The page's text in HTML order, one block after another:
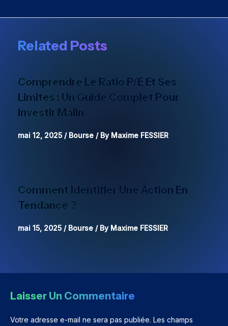
Related Posts
Comprendre Le Ratio P/E Et Ses
Limites : Un Guide Complet Pour
Investir Malin
mai 12, 2025 / Bourse / By Maxime FESSIER
Comment Identifier Une Action En
Tendance ?
mai 15, 2025 / Bourse / By Maxime FESSIER
Laisser Un Commentaire
Votre adresse e-mail ne sera pas publiée. Les champs